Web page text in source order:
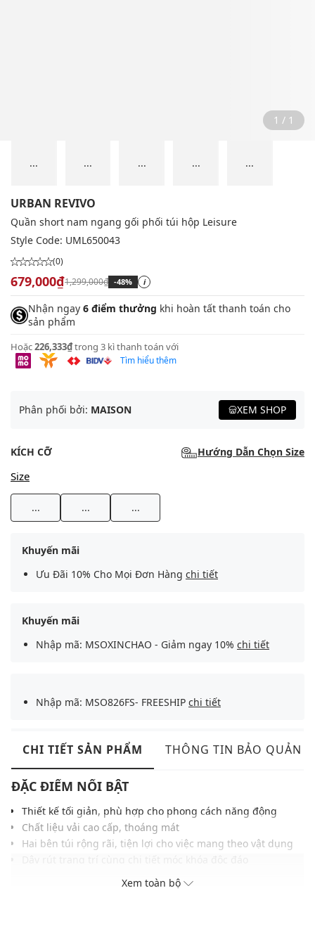
1 / 1
... ... ... ... ...
URBAN REVIVO
Quần short nam ngang gối phối túi hộp Leisure
Style Code: UML650043
(0)
679,000₫1,299,000₫ -48% i
Nhận ngay 6 điểm thưởng khi hoàn tất thanh toán cho
sản phẩm
Hoặc226,333₫trong 3 kì thanh toán với
Tìm hiểu thêm
Phân phối bởi: MAISON XEM SHOP
KÍCH CỠ Hướng Dẫn Chọn Size
Size
... ... ...
Khuyến mãi
Ưu Đãi 10% Cho Mọi Đơn Hàng chi tiết
Khuyến mãi
Nhập mã: MSOXINCHAO - Giảm ngay 10% chi tiết
Nhập mã: MSO826FS- FREESHIP chi tiết
CHI TIẾT SẢN PHẨM THÔNG TIN BẢO QUẢN
ĐẶC ĐIỂM NỔI BẬT
Thiết kế tối giản, phù hợp cho phong cách năng động
Chất liệu vải cao cấp, thoáng mát
Hai bên túi rộng rãi, tiện lợi cho việc mang theo vật dụng
Màu sắc dễ phối với nhiều trang phục, phụ kiện
Xem toàn bộ